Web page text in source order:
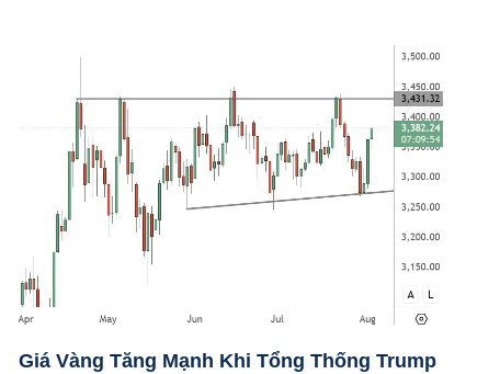
Giá Vàng Tăng Mạnh Khi Tổng Thống Trump